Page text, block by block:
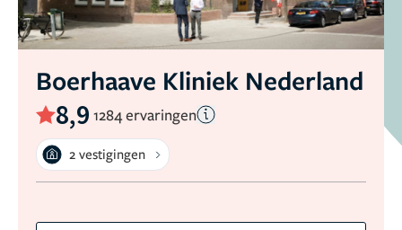
Boerhaave Kliniek Nederland
8,9 1284 ervaringen
2 vestigingen